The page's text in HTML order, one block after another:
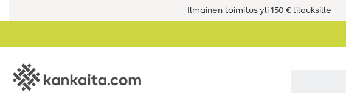
Ilmainen toimitus yli 150 € tilauksille